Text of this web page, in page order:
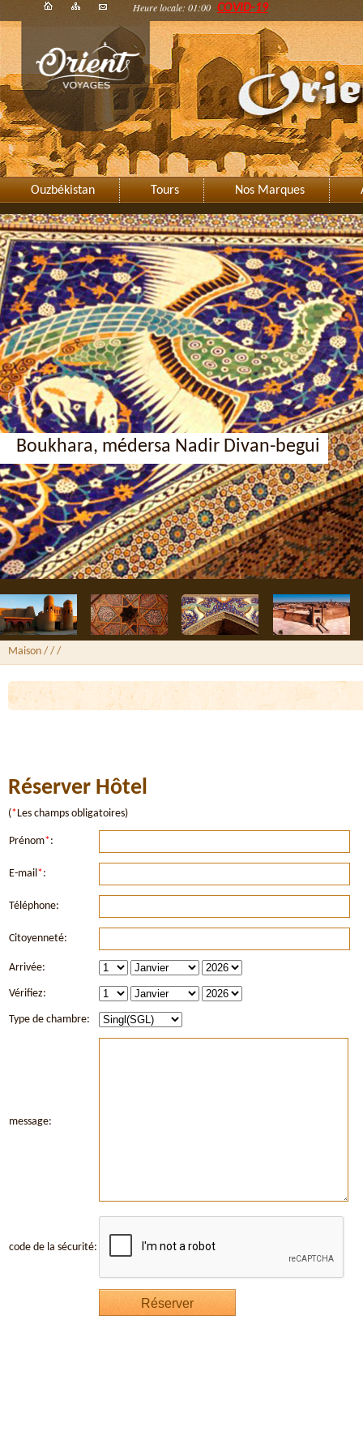
Heure locale: 01:00 COVID-19
Ouzbékistan Tours Nos Marques
Boukhara, médersa Nadir Divan-begui
Maison / / /
Réserver Hôtel
(*Les champs obligatoires)
Prénom*:
E-mail*:
Téléphone:
Citoyenneté:
Arrivée:
Vérifiez:
Type de chambre:
message:
code de la sécurité: